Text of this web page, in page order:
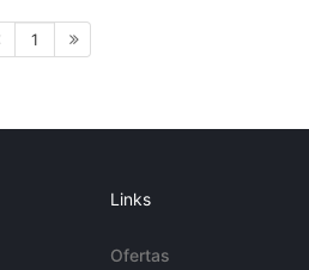
1
Links
Ofertas